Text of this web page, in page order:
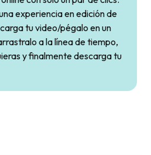
experiencia en edición de
tu video/pégalo en un
a la línea de tiempo,
y finalmente descarga tu